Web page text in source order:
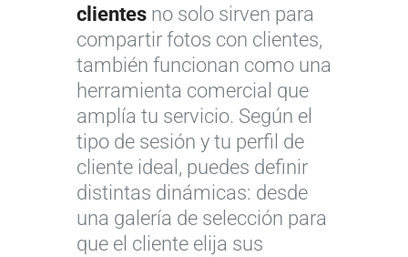
clientes no solo sirven para
compartir fotos con clientes,
también funcionan como una
herramienta comercial que
amplía tu servicio. Según el
tipo de sesión y tu perfil de
cliente ideal, puedes definir
distintas dinámicas: desde
una galería de selección para
que el cliente elija sus